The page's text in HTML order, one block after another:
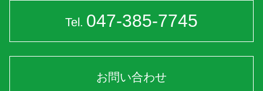
Tel. 047-385-7745
お問い合わせ